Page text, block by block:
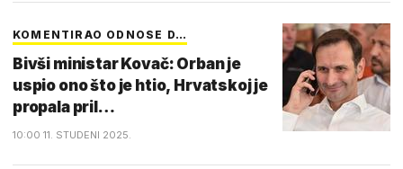
KOMENTIRAO ODNOSE D…
Bivši ministar Kovač: Orban je
uspio ono što je htio, Hrvatskoj je
propala pril…
10:00 11. STUDENI 2025.